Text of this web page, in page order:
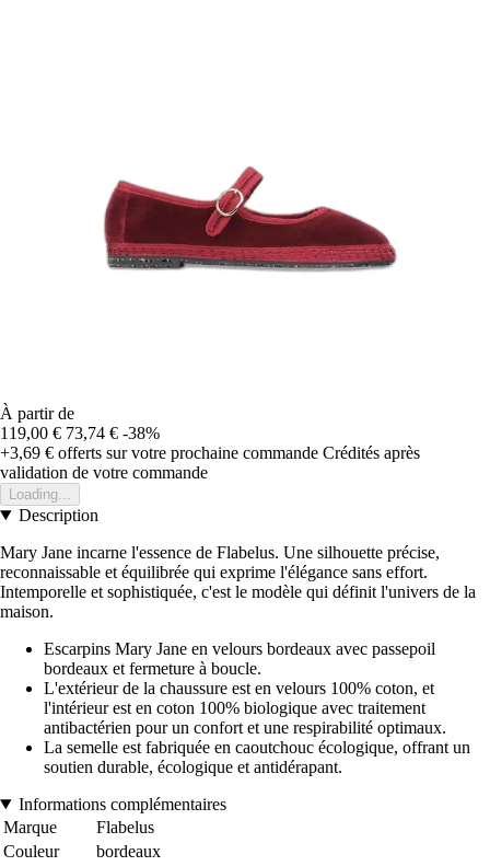
À partir de
119,00 € 73,74 € -38%
+3,69 € offerts sur votre prochaine commande Crédités après
validation de votre commande
Loading...
Description
Mary Jane incarne l'essence de Flabelus. Une silhouette précise,
reconnaissable et équilibrée qui exprime l'élégance sans effort.
Intemporelle et sophistiquée, c'est le modèle qui définit l'univers de la
maison.
Escarpins Mary Jane en velours bordeaux avec passepoil
bordeaux et fermeture à boucle.
L'extérieur de la chaussure est en velours 100% coton, et
l'intérieur est en coton 100% biologique avec traitement
antibactérien pour un confort et une respirabilité optimaux.
La semelle est fabriquée en caoutchouc écologique, offrant un
soutien durable, écologique et antidérapant.
Informations complémentaires
Marque
Flabelus
Couleur
bordeaux